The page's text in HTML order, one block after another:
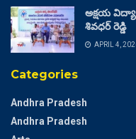
అక్షయ
శివధర్ రెడ్డి
APRIL 4,
Categories
Andhra Pradesh
Andhra Pradesh